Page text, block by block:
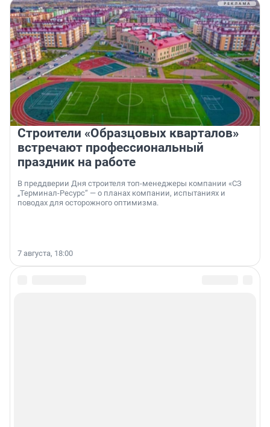
Строители «Образцовых кварталов»
встречают профессиональный
праздник на работе
В преддверии Дня строителя топ-менеджеры компании «СЗ
„Терминал-Ресурс“ — о планах компании, испытаниях и
поводах для осторожного оптимизма.
7 августа, 18:00